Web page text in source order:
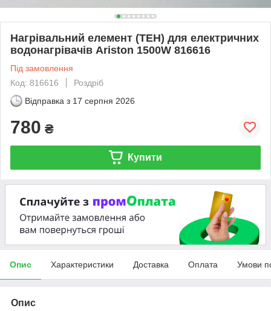
Нагрівальний елемент (ТЕН) для електричних
водонагрівачів Ariston 1500W 816616
Під замовлення
Код: 816616
Роздріб
Відправка з 17 серпня 2026
780 ₴
Купити
Опис Характеристики Доставка Оплата Умови
Опис